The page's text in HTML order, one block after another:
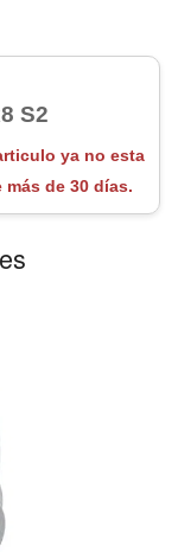
S2
ya no esta
de 30 días.